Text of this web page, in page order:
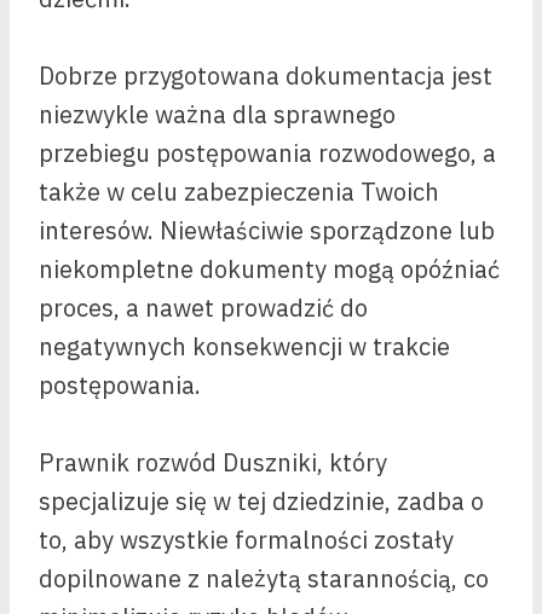
Dobrze przygotowana dokumentacja jest
niezwykle ważna dla sprawnego
przebiegu postępowania rozwodowego, a
także w celu zabezpieczenia Twoich
interesów. Niewłaściwie sporządzone lub
niekompletne dokumenty mogą opóźniać
proces, a nawet prowadzić do
negatywnych konsekwencji w trakcie
postępowania.
Prawnik rozwód Duszniki, który
specjalizuje się w tej dziedzinie, zadba o
to, aby wszystkie formalności zostały
dopilnowane z należytą starannością, co